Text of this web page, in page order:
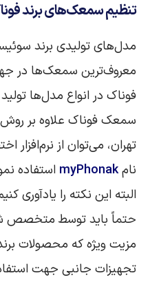
تنظیم سمعک‌هایبرند
مدل‌های تولیدی برند
معروف‌ترین سمعک‌ها در
فوناک در انواع مدل‌ها
سمعک فوناک علاوه بر
تهران، می‌توان از
نامmyPhonak استفاده
البته این نکته را یادآوری
حتماً باید توسط متخصص
مزیت ویژه که محصولات برند
تجهیزات جانبی جهت